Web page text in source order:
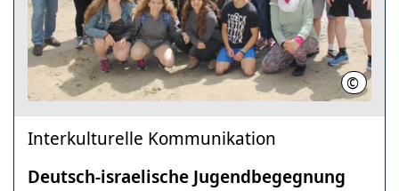
© Maren
Interkulturelle Kommunikation
Deutsch-israelische Jugendbegegnung